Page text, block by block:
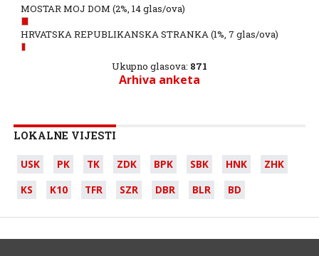
MOSTAR MOJ DOM (2%, 14 glas/ova)
HRVATSKA REPUBLIKANSKA STRANKA(1%, 7 glas/ova)
Ukupno glasova: 871
Arhiva anketa
LOKALNE VIJESTI
USK PK TK ZDK BPK SBK HNK
ZHK
KS
K10 TFR SZR DBR BLR BD